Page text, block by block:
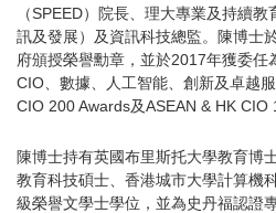
（SPEED）院長、理大專業及持續
訊及發展）及資訊科技總監。陳博士
府頒授榮譽勳章，並於2017年獲委任
CIO、數據、人工智能、創新及卓越
CIO 200 Awards及ASEAN & HK CIO
陳博士持有英國布里斯托大學教育博
教育科技碩士、香港城市大學計算機
級榮譽文學士學位，並為史丹福認證